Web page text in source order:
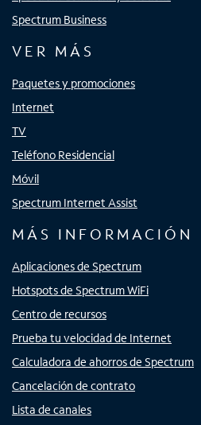
Spectrum Business
VER MÁS
Paquetes y promociones
Internet
TV
Teléfono Residencial
Móvil
Spectrum Internet Assist
MÁS INFORMACIÓN
Aplicaciones de Spectrum
Hotspots de Spectrum WiFi
Centro de recursos
Prueba tu velocidad de Internet
Calculadora de ahorros de Spectrum
Cancelación de contrato
Lista de canales